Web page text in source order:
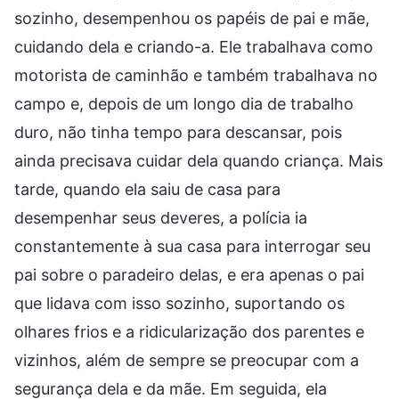
sozinho, desempenhou os papéis de pai e mãe,
cuidando dela e criando-a. Ele trabalhava como
motorista de caminhão e também trabalhava no
campo e, depois de um longo dia de trabalho
duro, não tinha tempo para descansar, pois
ainda precisava cuidar dela quando criança. Mais
tarde, quando ela saiu de casa para
desempenhar seus deveres, a polícia ia
constantemente à sua casa para interrogar seu
pai sobre o paradeiro delas, e era apenas o pai
que lidava com isso sozinho, suportando os
olhares frios e a ridicularização dos parentes e
vizinhos, além de sempre se preocupar com a
segurança dela e da mãe. Em seguida, ela